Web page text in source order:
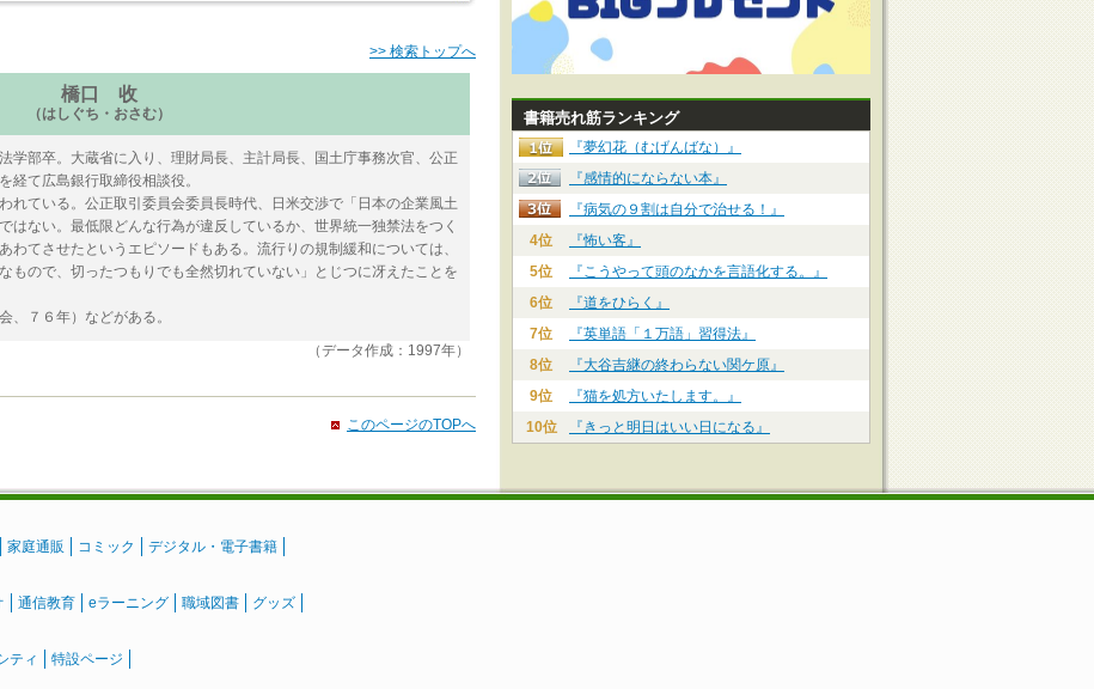
>> 検索トップへ
橋口 收
（はしぐち・おさむ）
学部卒。大蔵省に入り、理財局長、主計局長、国土庁事務次官、公正
経て広島銀行取締役相談役。
れている。公正取引委員会委員長時代、日米交渉で「日本の企業風土
はない。最低限どんな行為が違反しているか、世界統一独禁法をつく
わてさせたというエピソードもある。流行りの規制緩和については、
もので、切ったつもりでも全然切れていない」とじつに冴えたことを
７６年）などがある。
（データ作成：1997年）
このページのTOPへ
書籍売れ筋ランキング
『夢幻花（むげんばな）』
『感情的にならない本』
『病気の９割は自分で治せる！』
4位
『怖い客』
5位
『こうやって頭のなかを言語化する。』
6位
『道をひらく』
7位
『英単語「１万語」習得法』
8位
『大谷吉継の終わらない関ケ原』
9位
『猫を処方いたします。』
10位
『きっと明日はいい日になる』
家庭通販 コミック デジタル・電子書籍
通信教育 eラーニング 職域図書 グッズ
ティ 特設ページ